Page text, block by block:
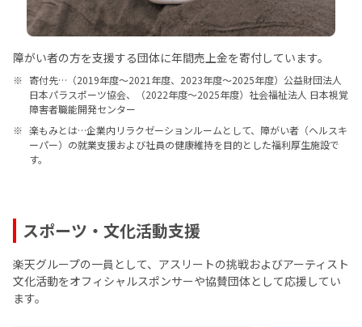
障がい者の方を支援する団体に年間売上金を寄付しています。
寄付先…（2019年度～2021年度、2023年度～2025年度）公益財団法人
日本パラスポーツ協会、（2022年度～2025年度）社会福祉法人 日本視覚
障害者職能開発センター
楽もみとは…企業内リラクゼーションルームとして、障がい者（ヘルスキ
ーパー）の就業支援および社員の健康維持を目的とした福利厚生施設で
す。
スポーツ・文化活動支援
楽天グループの一員として、アスリートの挑戦およびアーティスト
文化活動をオフィシャルスポンサーや協賛団体として応援してい
ます。